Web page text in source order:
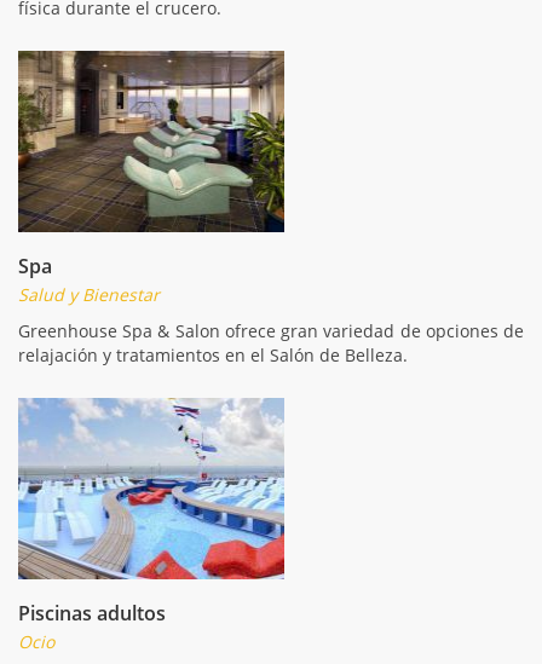
física durante el crucero.
Spa
Salud y Bienestar
Greenhouse Spa & Salon ofrece gran variedad de opciones de
relajación y tratamientos en el Salón de Belleza.
Piscinas adultos
Ocio